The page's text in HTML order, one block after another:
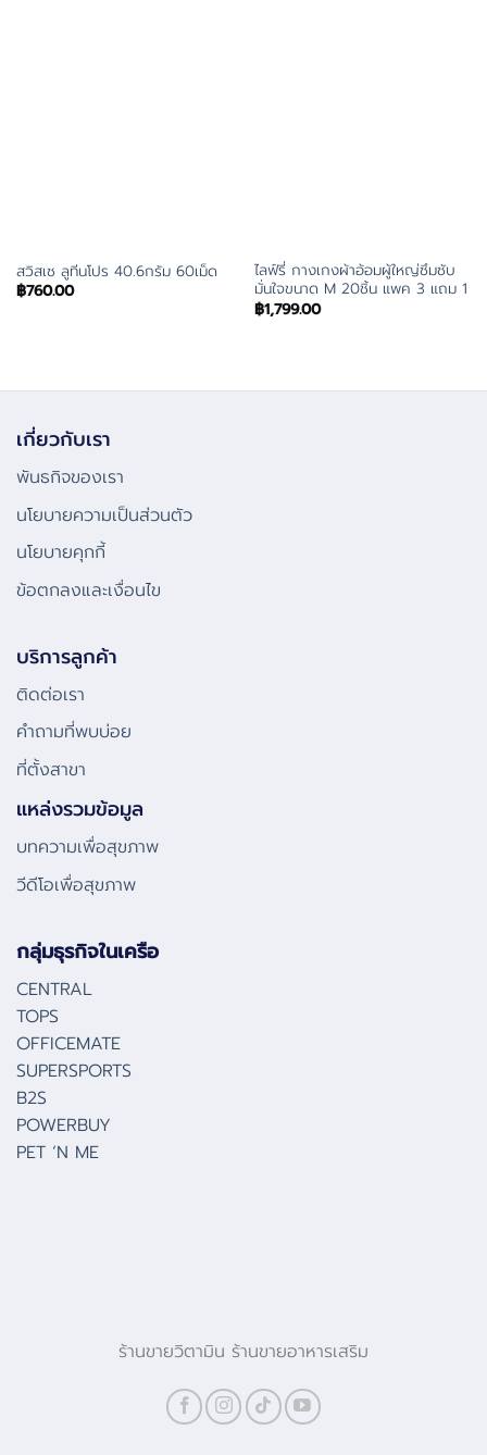
สวิสเซ ลูทีนโปร 40.6กรัม 60เม็ด
฿760.00
ไลฟ์รี่ กางเกงผ้าอ้อมผู้ใหญ่ซึมซับ
มั่นใจขนาด M 20ชิ้น แพค 3 แถม 1
฿1,799.00
เกี่ยวกับเรา
พันธกิจของเรา
นโยบายความเป็นส่วนตัว
นโยบายคุกกี้
ข้อตกลงและเงื่อนไข
บริการลูกค้า
ติดต่อเรา
คําถามที่พบบ่อย
ที่ตั้งสาขา
แหล่งรวมข้อมูล
บทความเพื่อสุขภาพ
วีดีโอเพื่อสุขภาพ
กลุ่มธุรกิจในเครือ
CENTRAL
TOPS
OFFICEMATE
SUPERSPORTS
B2S
POWERBUY
PET ‘N ME
ร้านขายวิตามิน ร้านขายอาหารเสริม